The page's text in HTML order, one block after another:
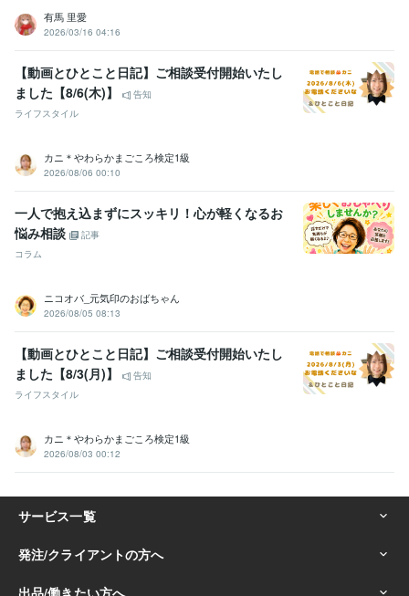
有馬 里愛
2026/03/16 04:16
【動画とひとこと日記】ご相談受付開始いたし
ました【8/6(木)】
告知
ライフスタイル
カニ＊やわらかまごころ検定1級
2026/08/06 00:10
一人で抱え込まずにスッキリ！心が軽くなるお
悩み相談
記事
コラム
ニコオバ_元気印のおばちゃん
2026/08/05 08:13
【動画とひとこと日記】ご相談受付開始いたし
ました【8/3(月)】
告知
ライフスタイル
カニ＊やわらかまごころ検定1級
2026/08/03 00:12